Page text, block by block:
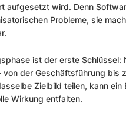
aufgesetzt wird. Denn
Probleme, sie
ist der erste Schlüssel:
von der Geschäftsführung bis
Zielbild teilen, kann ein
Wirkung entfalten.